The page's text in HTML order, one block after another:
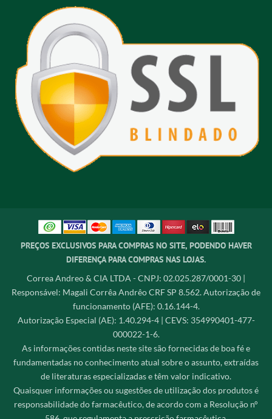
PREÇOS EXCLUSIVOS PARA COMPRAS NO SITE, PODENDO HAVER
DIFERENÇA PARA COMPRAS NAS LOJAS.
Correa Andreo & CIA LTDA - CNPJ: 02.025.287/0001-30 |
Responsável: Magali Corrêa Andrêo CRF SP 8.562. Autorização de
funcionamento (AFE): 0.16.144-4.
Autorização Especial (AE): 1.40.294-4 | CEVS: 354990401-477-
000022-1-6.
As informações contidas neste site são fornecidas de boa fé e
fundamentadas no conhecimento atual sobre o assunto, extraídas
de literaturas especializadas e têm valor indicativo.
Quaisquer informações ou sugestões de utilização dos produtos é
responsabilidade do farmacêutico, de acordo com a Resolução n°